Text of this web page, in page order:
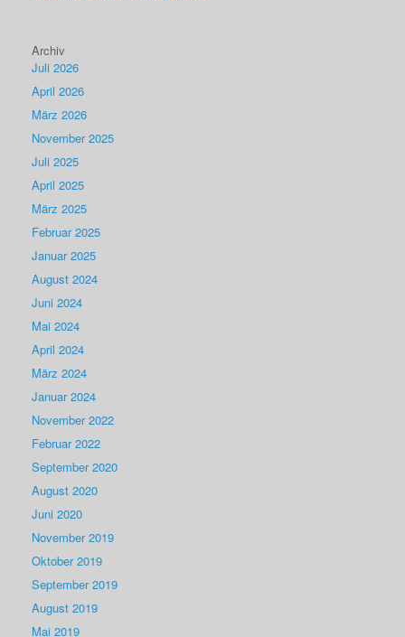
Archiv
Juli 2026
April 2026
März 2026
November 2025
Juli 2025
April 2025
März 2025
Februar 2025
Januar 2025
August 2024
Juni 2024
Mai 2024
April 2024
März 2024
Januar 2024
November 2022
Februar 2022
September 2020
August 2020
Juni 2020
November 2019
Oktober 2019
September 2019
August 2019
Mai 2019